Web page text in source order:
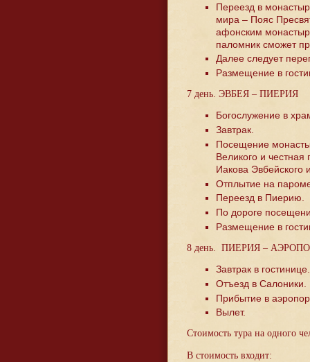
Переезд в
мира – Пояс
афонским
паломник сможет
Далее следует
Размещение в
7 день. ЭВБЕЯ – ПИЕРИЯ
Богослужение в
Завтрак.
Посещение
Великого и
Иакова Эвбейского
Отплытие на
Переезд в Пиерию.
По дороге
Размещение в
8 день. ПИЕРИЯ –
Завтрак в гостинице.
Отъезд в Салоники.
Прибытие в
Вылет.
Стоимость тура на одного
В стоимость входит: